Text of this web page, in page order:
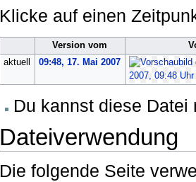
Klicke auf einen
Version vom
aktuell
09:48, 17. Mai 2007
Du kannst diese
Dateiverwendung
Die folgende Seite